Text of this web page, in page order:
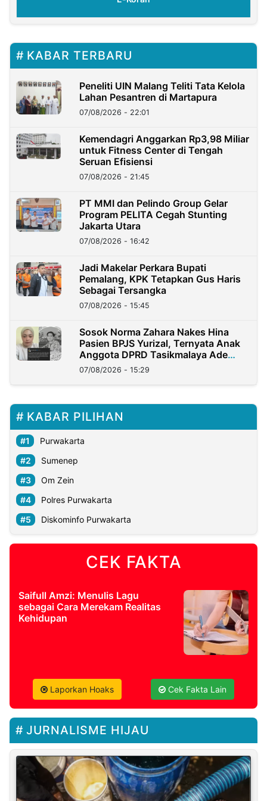
KABAR TERBARU
Peneliti UIN Malang Teliti Tata Kelola
Lahan Pesantren di Martapura
07/08/2026 - 22:01
Kemendagri Anggarkan Rp3,98 Miliar
untuk Fitness Center di Tengah
Seruan Efisiensi
07/08/2026 - 21:45
PT MMI dan Pelindo Group Gelar
Program PELITA Cegah Stunting
Jakarta Utara
07/08/2026 - 16:42
Jadi Makelar Perkara Bupati
Pemalang, KPK Tetapkan Gus Haris
Sebagai Tersangka
07/08/2026 - 15:45
Sosok Norma Zahara Nakes Hina
Pasien BPJS Yurizal, Ternyata Anak
Anggota DPRD Tasikmalaya Ade
Lukman
07/08/2026 - 15:29
KABAR PILIHAN
Purwakarta
Sumenep
Om Zein
Polres Purwakarta
Diskominfo Purwakarta
CEK FAKTA
Saifull Amzi: Menulis Lagu
sebagai Cara Merekam Realitas
Kehidupan
Laporkan Hoaks Cek Fakta Lain
JURNALISME HIJAU